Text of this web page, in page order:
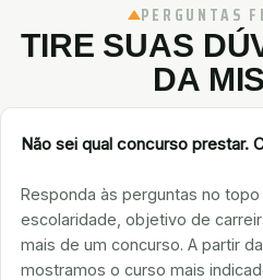
PERGUNTAS
TIRE SUAS
DA
Não sei qual concurso prestar.
Responda às perguntas no
escolaridade, objetivo de
mais de um concurso. A partir
mostramos o curso mais